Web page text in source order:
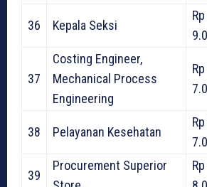
36 Kepala Seksi
37
Costing Engineer,
Mechanical Process
Engineering
38 Pelayanan Kesehatan
39
Procurement Superior